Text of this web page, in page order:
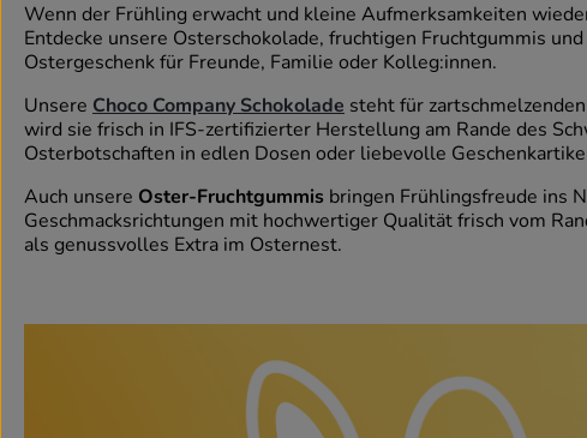
Wenn der Frühling erwacht und kleine Aufmerksamkeiten
Entdecke unsere Osterschokolade, fruchtigen Fruchtgummis
Ostergeschenk für Freunde, Familie oder Kolleg:innen.
Unsere Choco Company Schokolade steht für
wird sie frisch in IFS-zertifizierter Herstellung am Rande des
Osterbotschaften in edlen Dosen oder liebevolle
Auch unsere Oster-Fruchtgummis bringen Frühlingsfreude ins
Geschmacksrichtungen mit hochwertiger Qualität frisch vom
als genussvolles Extra im Osternest.